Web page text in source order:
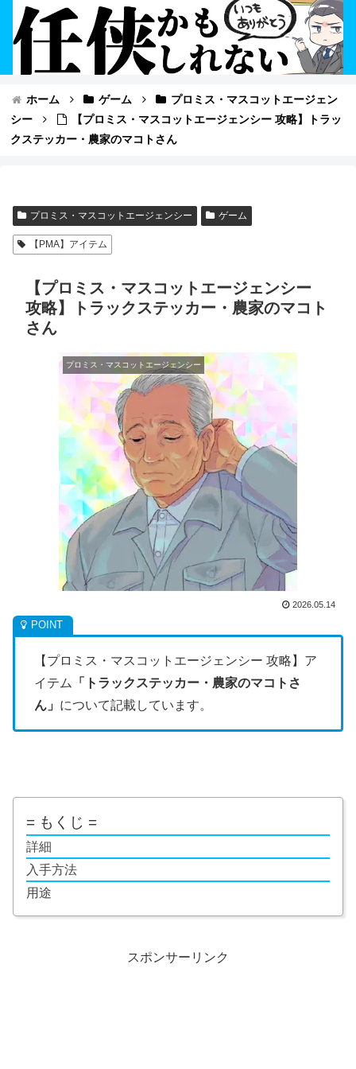
ホーム ゲーム
プロミス・マスコットエージェン
シー
【プロミス・マスコットエージェンシー 攻略】トラッ
クステッカー・農家のマコトさん
プロミス・マスコットエージェンシー ゲーム
【PMA】アイテム
【プロミス・マスコットエージェンシー
攻略】トラックステッカー・農家のマコト
さん
プロミス・マスコットエージェンシー
2026.05.14
【プロミス・マスコットエージェンシー 攻略】ア
イテム
「トラックステッカー・農家のマコトさ
ん」 について記載しています。
= もくじ =
詳細
入手方法
用途
スポンサーリンク